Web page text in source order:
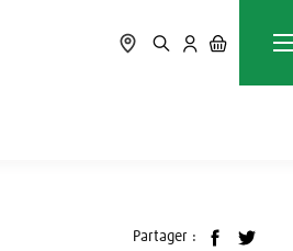
le sel !
Partager :